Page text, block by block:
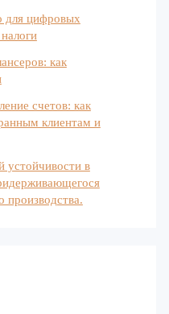
для цифровых
как
счетов: как
клиентам и
устойчивости в
производства.